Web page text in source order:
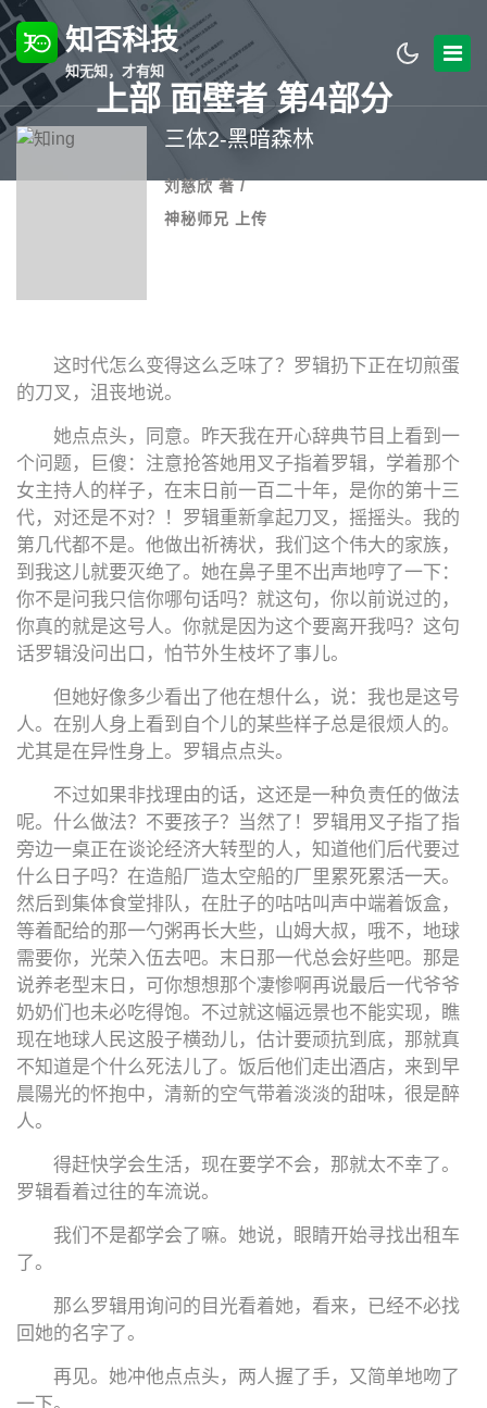
知否科技
知无知，才有知
上部 面壁者 第4部分
三体2-黑暗森林
刘慈欣 著 /
神秘师兄 上传
这时代怎么变得这么乏味了？罗辑扔下正在切煎蛋
的刀叉，沮丧地说。
她点点头，同意。昨天我在开心辞典节目上看到一
个问题，巨傻：注意抢答她用叉子指着罗辑，学着那个
女主持人的样子，在末日前一百二十年，是你的第十三
代，对还是不对？！罗辑重新拿起刀叉，摇摇头。我的
第几代都不是。他做出祈祷状，我们这个伟大的家族，
到我这儿就要灭绝了。她在鼻子里不出声地哼了一下：
你不是问我只信你哪句话吗？就这句，你以前说过的，
你真的就是这号人。你就是因为这个要离开我吗？这句
话罗辑没问出口，怕节外生枝坏了事儿。
但她好像多少看出了他在想什么，说：我也是这号
人。在别人身上看到自个儿的某些样子总是很烦人的。
尤其是在异性身上。罗辑点点头。
不过如果非找理由的话，这还是一种负责任的做法
呢。什么做法？不要孩子？当然了！罗辑用叉子指了指
旁边一桌正在谈论经济大转型的人，知道他们后代要过
什么日子吗？在造船厂造太空船的厂里累死累活一天。
然后到集体食堂排队，在肚子的咕咕叫声中端着饭盒，
等着配给的那一勺粥再长大些，山姆大叔，哦不，地球
需要你，光荣入伍去吧。末日那一代总会好些吧。那是
说养老型末日，可你想想那个凄惨啊再说最后一代爷爷
奶奶们也未必吃得饱。不过就这幅远景也不能实现，瞧
现在地球人民这股子横劲儿，估计要顽抗到底，那就真
不知道是个什么死法儿了。饭后他们走出酒店，来到早
晨陽光的怀抱中，清新的空气带着淡淡的甜味，很是醉
人。
得赶快学会生活，现在要学不会，那就太不幸了。
罗辑看着过往的车流说。
我们不是都学会了嘛。她说，眼睛开始寻找出租车
了。
那么罗辑用询问的目光看着她，看来，已经不必找
回她的名字了。
再见。她冲他点点头，两人握了手，又简单地吻了